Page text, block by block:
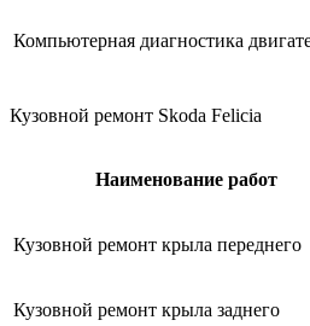
Компьютерная диагностика
Кузовной ремонт Skoda Felicia
Наименование работ
Кузовной ремонт крыла переднего
Кузовной ремонт крыла заднего